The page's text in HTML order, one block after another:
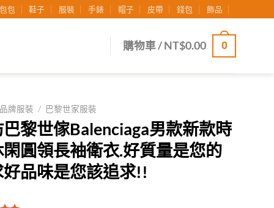
包包 鞋子 服裝 手錶 帽子 皮帶 錢包 飾品
購物車 /NT$0.00 0
牌服裝 / 巴黎世家服裝
黎世傢Balenciaga男款新款時
圓領長袖衛衣.好質量是您的
品味是您該追求!!